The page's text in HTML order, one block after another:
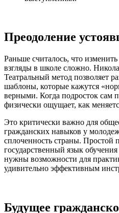
Преодоление
Раньше считалось, что
взгляды в школе сложно.
Театральный метод позволяет
шаблоны, которые кажутся
верными. Когда подросток сам
физически ощущает, как
Это критически важно для
гражданских навыков у
сплоченность страны. Простой
государственный язык
нужны возможности для
удивительно эффективным
Будущее